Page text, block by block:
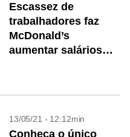
Escassez de
trabalhadores faz
McDonald’s
aumentar salários
13/05/21 - 12:12min
Conheça o único